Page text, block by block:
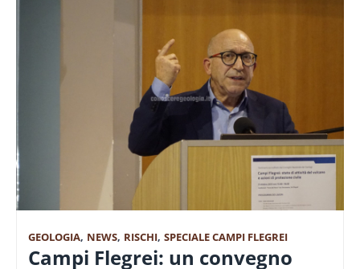
GEOLOGIA, NEWS, RISCHI, SPECIALE CAMPI FLEGREI
Campi Flegrei: un convegno